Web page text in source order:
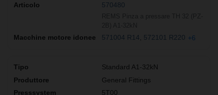
570480
571004 R14 572101 R220 +6
Standard A1-32kN
General Fittings
5T00